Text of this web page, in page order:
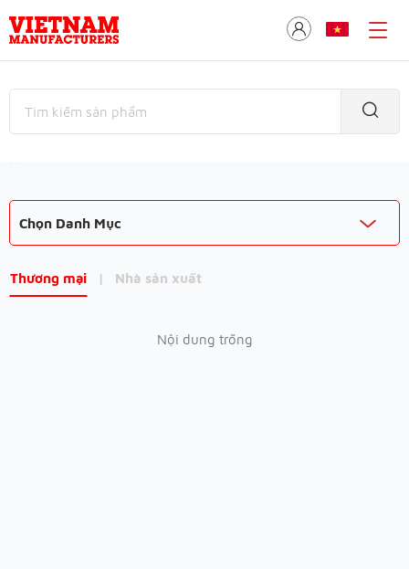
Chọn Danh Mục
Thương mại | Nhà sản xuất
Nội dung trống